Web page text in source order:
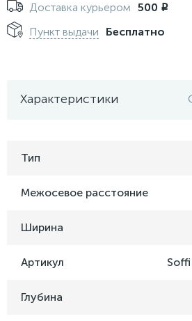
Доставка курьером 500 i
Пункт выдачи Бесплатно
Характеристики
Тип
Межосевое расстояние
Ширина
Артикул
Глубина